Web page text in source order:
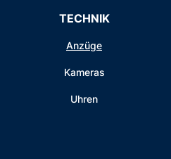
TECHNIK
Anzüge
Kameras
Uhren